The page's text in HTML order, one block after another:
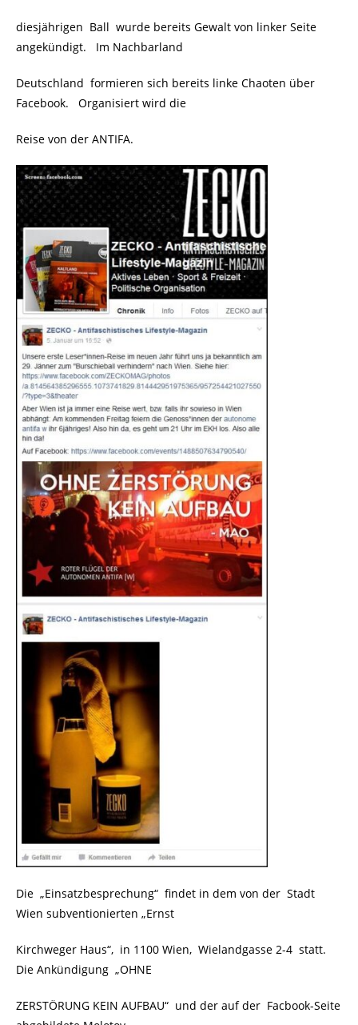
diesjährigen Ball wurde bereits Gewalt von linker Seite
angekündigt. Im Nachbarland
Deutschland formieren sich bereits linke Chaoten über
Facebook. Organisiert wird die
Reise von der ANTIFA.
Die „Einsatzbesprechung“ findet in dem von der Stadt
Wien subventionierten „Ernst
Kirchweger Haus“, in 1100 Wien, Wielandgasse 2-4 statt.
Die Ankündigung „OHNE
ZERSTÖRUNG KEIN AUFBAU“ und der auf der Facbook-Seite